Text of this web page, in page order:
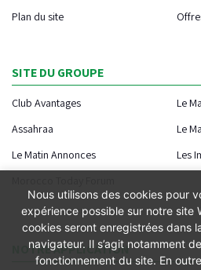
Plan du site
SITE DU GROUPE
Club Avantages
Le
Assahraa
Le
Le Matin Annonces
Les
NOTRE APPLICATION
Nous utilisons des cookies pour
expérience possible sur notre site
cookies seront enregistrées dans
navigateur. Il s’agit notamment
fonctionnement du site. En